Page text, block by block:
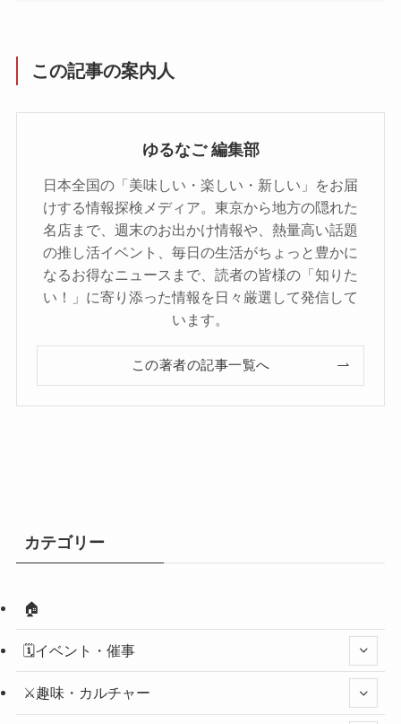
この記事の案内人
ゆるなご 編集部
日本全国の「美味しい・楽しい・新しい」をお届
けする情報探検メディア。東京から地方の隠れた
名店まで、週末のお出かけ情報や、熱量高い話題
の推し活イベント、毎日の生活がちょっと豊かに
なるお得なニュースまで、読者の皆様の「知りた
い！」に寄り添った情報を日々厳選して発信して
います。
この著者の記事一覧へ
カテゴリー
🏠
🗓️イベント・催事
⚔️趣味・カルチャー